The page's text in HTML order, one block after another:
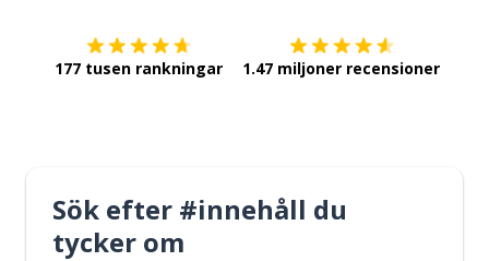
177 tusen rankningar 1.47 miljoner recensioner
Sök efter #innehåll du
tycker om